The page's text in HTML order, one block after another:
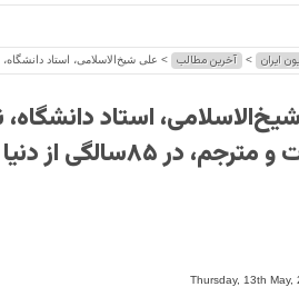
ایران > آخرین مطالب > علی شیخ‌الاسلامی، استاد دانشگاه،
استاد
در ۸۵سالگی از دنیا رفت
Thursday, 13th May,